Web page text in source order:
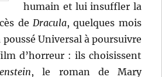
humain et lui insuffler la
deDracula, quelques mois
Universal à poursuivre
d’horreur : ils choisissent
, le roman de Mary